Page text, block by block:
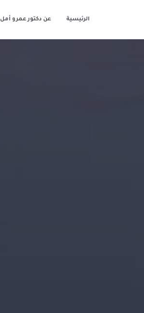
الرئيسية عن دكتور عمرو أمل